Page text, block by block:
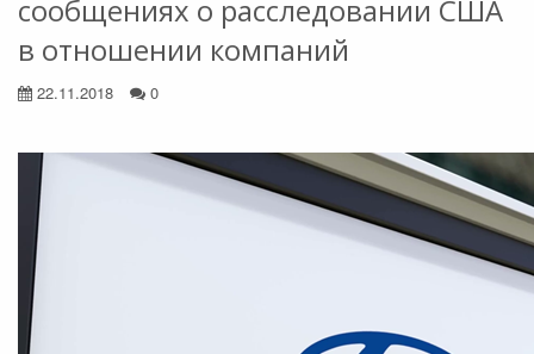
сообщениях о расследовании США
в отношении компаний
22.11.2018 0